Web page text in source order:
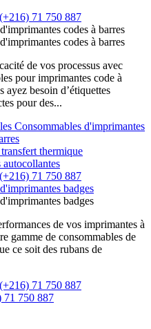
71 750 887
codes à barres
codes à barres
de vos processus avec
pour imprimantes code à
ayez besoin d’étiquettes
pour des...
Consommables d'imprimantes
thermique
autocollantes
71 750 887
badges
badges
de vos imprimantes à
gamme de consommables de
ce soit des rubans de
71 750 887
71 750 887